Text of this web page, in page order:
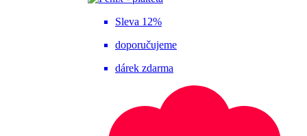
Sleva 12%
doporučujeme
dárek zdarma